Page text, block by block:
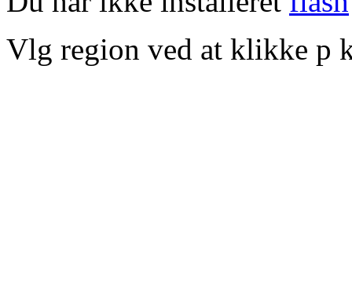
Vlg region ved at klikke p